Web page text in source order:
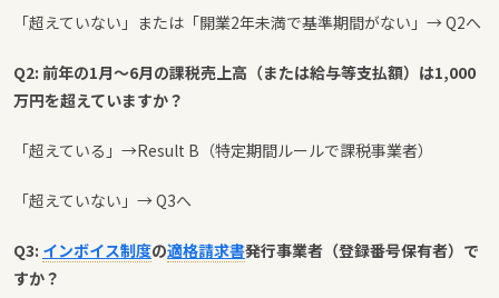
「超えていない」または「開業2年未満で基準期間がない」→ Q2へ
Q2: 前年の1月〜6月の課税売上高（または給与等支払額）は1,000
万円を超えていますか？
「超えている」→Result B（特定期間ルールで課税事業者）
「超えていない」→ Q3へ
Q3: インボイス制度の適格請求書発行事業者（登録番号保有者）で
すか？